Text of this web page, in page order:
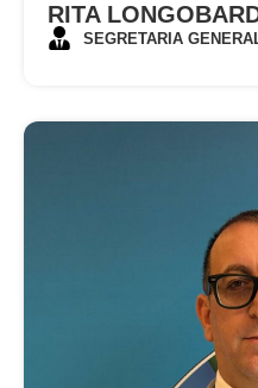
RITA
SEGRETARIA